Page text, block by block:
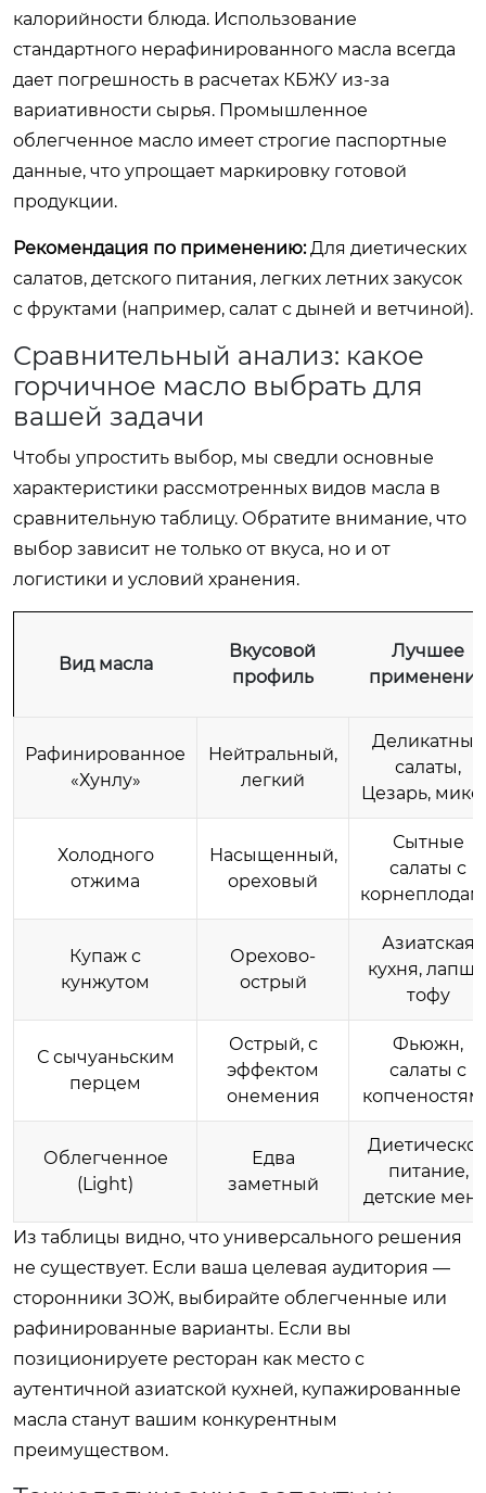
калорийности блюда. Использование
стандартного нерафинированного масла всегда
дает погрешность в расчетах КБЖУ из-за
вариативности сырья. Промышленное
облегченное масло имеет строгие паспортные
данные, что упрощает маркировку готовой
продукции.
Рекомендация по применению:Для диетических
салатов, детского питания, легких летних закусок
с фруктами (например, салат с дыней и ветчиной).
Сравнительный анализ: какое
горчичное масло выбрать для
вашей задачи
Чтобы упростить выбор, мы сведли основные
характеристики рассмотренных видов масла в
сравнительную таблицу. Обратите внимание, что
выбор зависит не только от вкуса, но и от
логистики и условий хранения.
Вид масла
Вкусовой
профиль
Лучшее
применение
Рафинированное
«Хунлу»
Нейтральный,
легкий
Деликатные
салаты,
Цезарь,
Холодного
отжима
Насыщенный,
ореховый
Сытные
салаты с
Купаж с
кунжутом
Орехово-
острый
Азиатская
кухня,
тофу
С сычуаньским
перцем
Острый, с
эффектом
онемения
Фьюжн,
салаты с
Облегченное
(Light)
Едва
заметный
питание,
детские
Из таблицы видно, что универсального решения
не существует. Если ваша целевая аудитория —
сторонники ЗОЖ, выбирайте облегченные или
рафинированные варианты. Если вы
позиционируете ресторан как место с
аутентичной азиатской кухней, купажированные
масла станут вашим конкурентным
преимуществом.